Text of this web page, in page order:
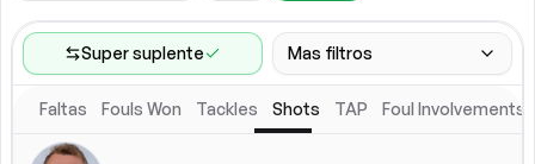
Super suplente Mas filtros
Rango de partidos
Ultimos 60 partidos
Faltas Fouls Won Tackles Shots TAP Foul Involvements